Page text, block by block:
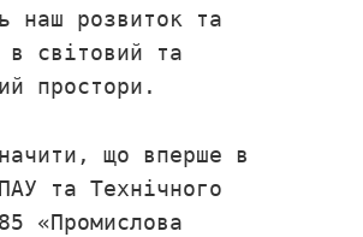
наш розвиток та
в світовий та
простори.
що вперше в
та Технічного
«Промислова